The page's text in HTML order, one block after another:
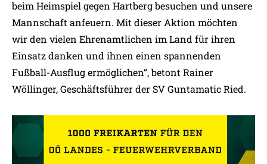
beim Heimspiel gegen Hartberg besuchen und unsere
Mannschaft anfeuern. Mit dieser Aktion möchten
wir den vielen Ehrenamtlichen im Land für ihren
Einsatz danken und ihnen einen spannenden
Fußball-Ausflug ermöglichen“, betont Rainer
Wöllinger, Geschäftsführer der SV Guntamatic Ried.